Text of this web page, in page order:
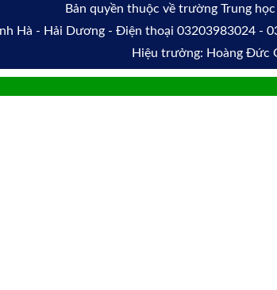
Bản quyền thuộc về trường Trung
Hà - Hải Dương - Điện thoại 03203983024 -
Hiệu trưởng: Hoàng Đức